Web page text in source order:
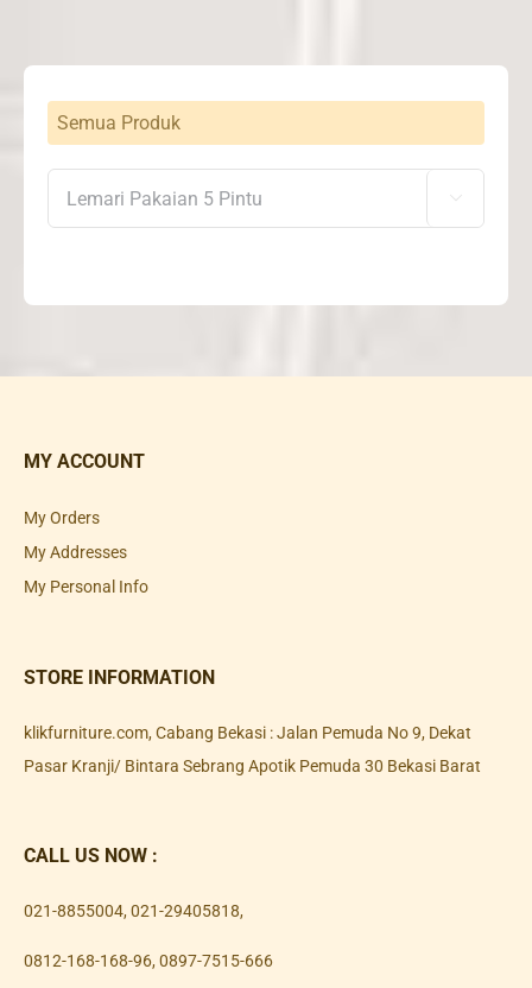
Semua Produk

MY ACCOUNT
My Orders
My Addresses
My Personal Info
STORE INFORMATION
klikfurniture.com, Cabang Bekasi : Jalan Pemuda No 9, Dekat
Pasar Kranji/ Bintara Sebrang Apotik Pemuda 30 Bekasi Barat
CALL US NOW :
021-8855004, 021-29405818,
0812-168-168-96, 0897-7515-666